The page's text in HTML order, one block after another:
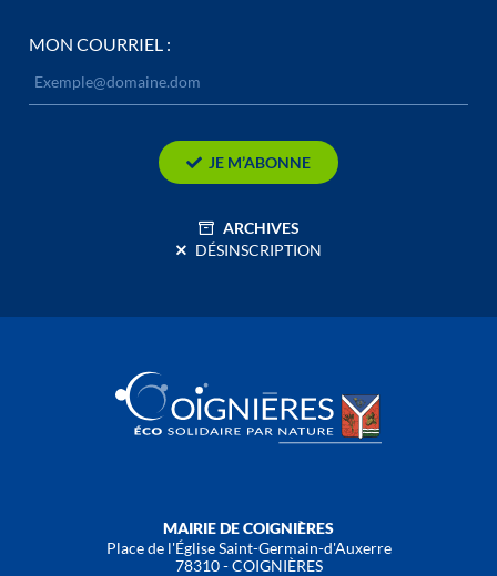
MON COURRIEL :
JE M’ABONNE
ARCHIVES
DÉSINSCRIPTION
MAIRIE DE COIGNIÈRES
Place de l'Église Saint-Germain-d'Auxerre
78310 - COIGNIÈRES